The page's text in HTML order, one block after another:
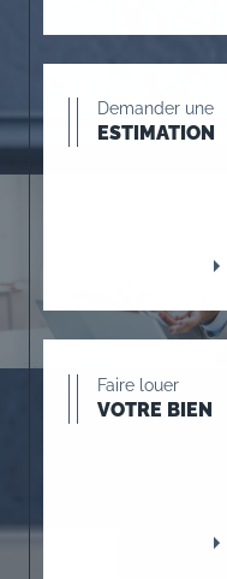
Demander une
ESTIMATION
Faire louer
VOTRE BIEN